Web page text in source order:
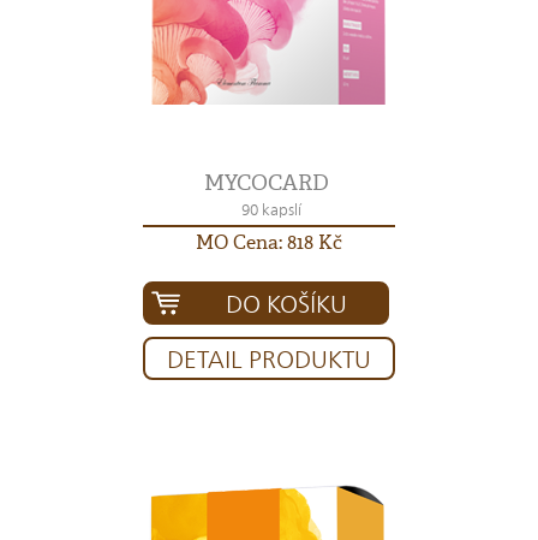
MYCOCARD
90 kapslí
MO Cena: 818 Kč
DO KOŠÍKU
DETAIL PRODUKTU